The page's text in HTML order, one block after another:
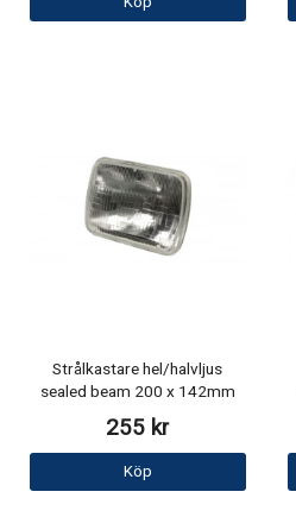
Strålkastare hel/halvljus
sealed beam 200 x 142mm
255 kr
Köp